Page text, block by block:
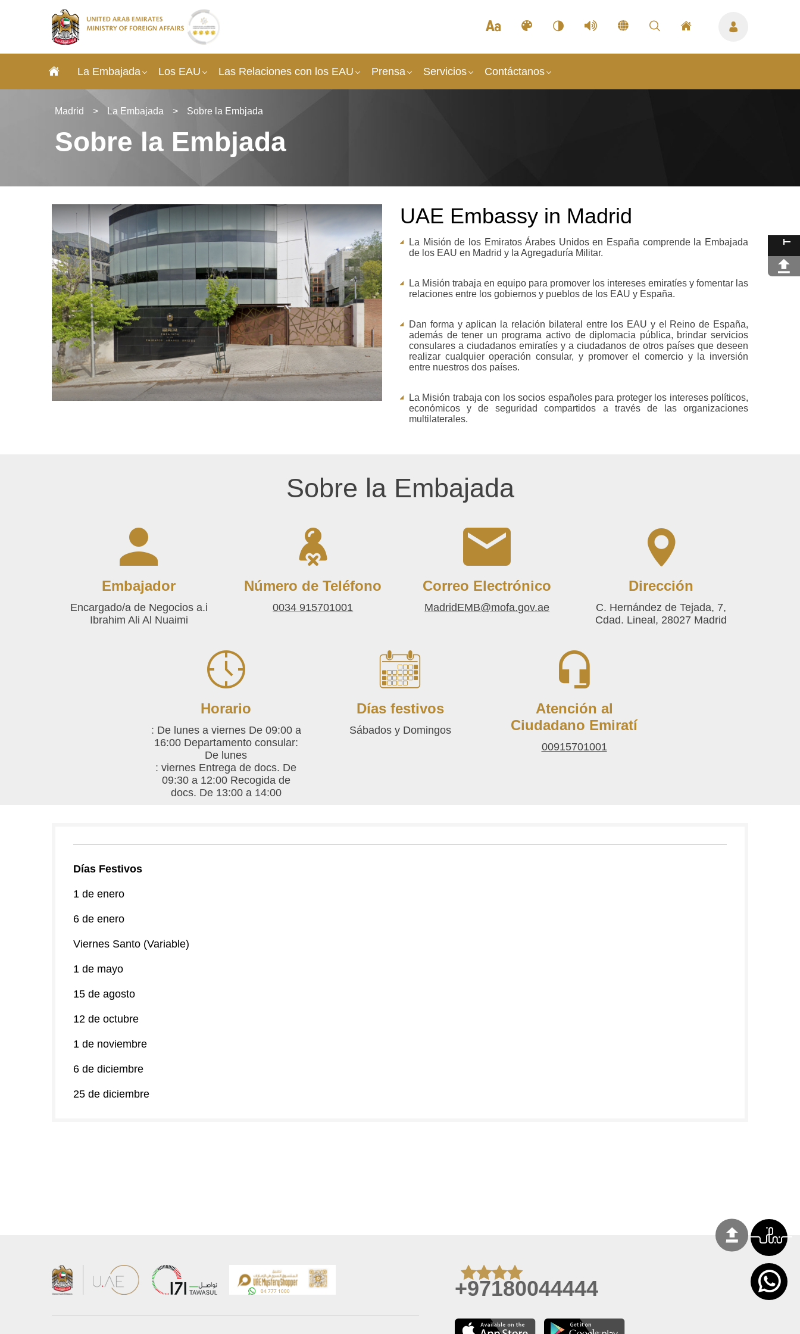
La Embajada​ Los EAU Las Relaciones con los EAU Prensa​ Servicios Contáctanos
Madrid > La Embajada​ > Sobre la Embjada
Sobre la Embjada
UAE Embassy in Madrid
La Misión de los Emiratos Árabes Unidos en España comprende la Embajada
de los EAU en Madrid y la Agregaduría Militar.
La Misión trabaja en equipo para promover los intereses emiratíes y fomentar las
relaciones entre los gobiernos y pueblos de los EAU y España.
Dan forma y aplican la relación bilateral entre los EAU y el Reino de España,
además de tener un programa activo de diplomacia pública, brindar servicios
consulares a ciudadanos emiratíes y a ciudadanos de otros países que deseen
realizar cualquier operación consular, y promover el comercio y la inversión
entre nuestros dos países.
La Misión trabaja con los socios españoles para proteger los intereses políticos,
económicos y de seguridad compartidos a través de las organizaciones
multilaterales.
Sobre la Embajada
Embajador
Encargado/a de Negocios a.i
Ibrahim Ali Al Nuaimi
Número de Teléfono
0034 915701001
Correo Electrónico
MadridEMB@mofa.gov.ae​
Dirección
C. Hernández de Tejada, 7,
Cdad. Lineal, 28027 Madrid
Horario
: De lunes a viernes De 09:00 a
16:00 Departamento consular:
De lunes
: viernes Entrega de docs. De
09:30 a 12:00 Recogida de
docs. De 13:00 a 14:00
Días festivos
Sábados y Domingos
Atención al
Ciudadano Emiratí
00915701001
Días Festivos
1 de enero
6 de enero
Viernes Santo (Variable)
1 de mayo
15 de agosto
12 de octubre
1 de noviembre
6 de diciembre
25 de diciembre
+97180044444